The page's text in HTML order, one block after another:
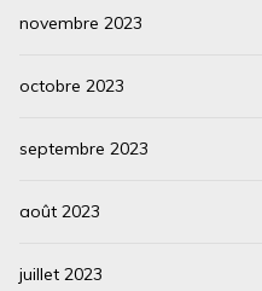
novembre 2023
octobre 2023
septembre 2023
août 2023
juillet 2023